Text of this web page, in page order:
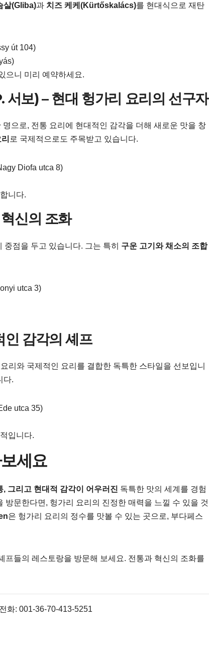
살(Gliba)과 치즈 케케(Kürtőskalács)를 현대식으로 재탄
út 104)
으니 미리 예약하세요.
보) – 현대 헝가리 요리의 선구자
으로, 전통 요리에 현대적인 감각을 더해 새로운 맛을 창
로 국제적으로도 주목받고 있습니다.
Diofa utca 8)
니다.
신의 조화
점을 두고 있습니다. 그는 특히 구운 고기와 채소의 조합
utca 3)
감각의 셰프
리와 국제적인 요리를 결합한 독특한 스타일을 선보입니
다.
utca 35)
입니다.
세요
, 그리고 현대적 감각이 어우러진 독특한 맛의 세계를 경험
문한다면, 헝가리 요리의 진정한 매력을 느낄 수 있을 것
은 헝가리 요리의 정수를 맛볼 수 있는 곳으로, 부다페스
들의 레스토랑을 방문해 보세요. 전통과 혁신의 조화를
화: 001-36-70-413-5251